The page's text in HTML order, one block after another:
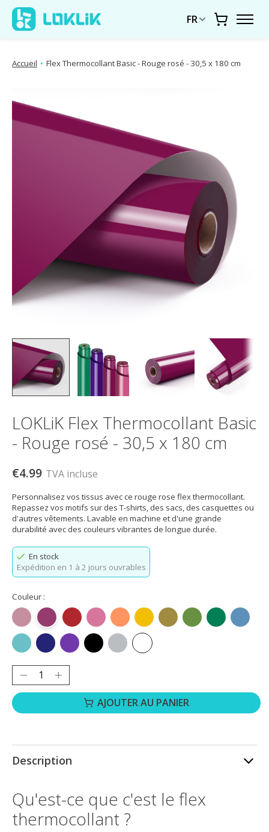
FR Chariot
Accueil • Flex Thermocollant Basic - Rouge rosé - 30,5 x 180 cm
LOKLiK Flex Thermocollant Basic
- Rouge rosé - 30,5 x 180 cm
€4.99 TVA incluse
Personnalisez vos tissus avec ce rouge rose flex thermocollant.
Repassez vos motifs sur des T-shirts, des sacs, des casquettes ou
d'autres vêtements. Lavable en machine et d'une grande
durabilité avec des couleurs vibrantes de longue durée.
En stock
Expédition en 1 à 2 jours ouvrables
Couleur :
Or roseRouge rosé
RougeRose OrangeJauneDoré Vert herbe
Vert Bleu
Bleu aquaBleu royal
VioletNoir ArgentBlanc
Quantité :
AJOUTER AU PANIER
Description
Qu'est-ce que c'est le flex
thermocollant ?